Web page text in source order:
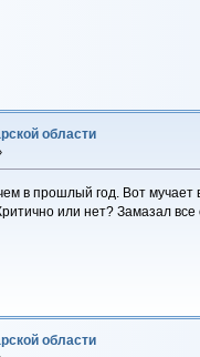
области
в прошлый год. Вот
или нет? Замазал
области